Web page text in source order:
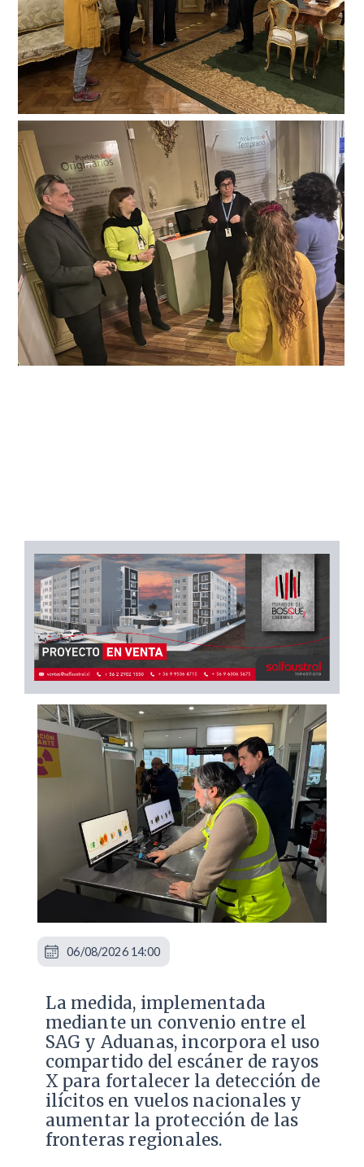
La medida, implementada
mediante un convenio entre el
SAG y Aduanas, incorpora el uso
compartido del escáner de rayos
X para fortalecer la detección de
ilícitos en vuelos nacionales y
aumentar la protección de las
fronteras regionales.
06/08/2026 14:00